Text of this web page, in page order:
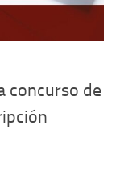
concurso de